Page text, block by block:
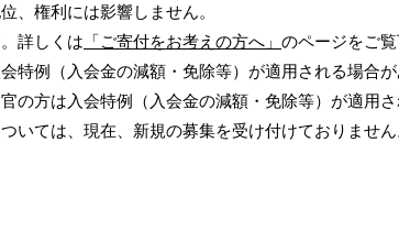
、権利には影響しません。
詳しくは 「ご寄付をお考えの方へ」 のページをご覧
特例（入会金の減額・免除等）が適用される場合が
の方は入会特例（入会金の減額・免除等）が適用さ
いては、現在、新規の募集を受け付けておりません